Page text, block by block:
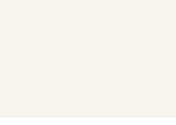
• THANK YOU, JESUS •
• LORD, SEARCH MY
ALL • HE’S GOT THE